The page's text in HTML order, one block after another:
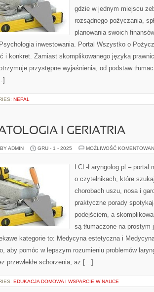
gdzie w jednym miejscu
rozsądnego pożyczania,
planowania swoich
inwestowania. Portal Wszystko o
i konkret. Zamiast skomplikowanego języka
przystępne wyjaśnienia, od podstaw
NEPAL
I GERIATRIA
ADMIN GRU - 1 - 2025 MOŻLIWOŚĆ
LCL-Laryngolog.pl –
o czytelnikach, które
chorobach uszu, nosa i
praktyczne porady
podejściem, a
są tłumaczone na prostym
kategorie to: Medycyna estetyczna i
aby pomóc w lepszym rozumieniu problemów
przewlekłe schorzenia, aż […]
EDUKACJA DOMOWA I WSPARCIE W NAUCE